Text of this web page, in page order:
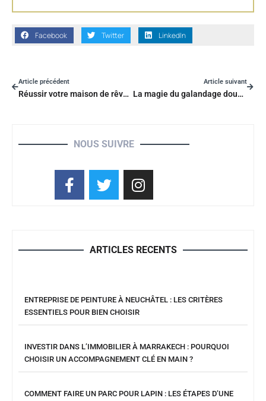
Facebook Twitter LinkedIn
Article précédent
Réussir votre maison de rêve : le maître d’œuvre, votre meilleur allié !
Article suivant
La magie du galandage double porte : transformez votre espace de vie
NOUS SUIVRE
ARTICLES RECENTS
ENTREPRISE DE PEINTURE À NEUCHÂTEL : LES CRITÈRES
ESSENTIELS POUR BIEN CHOISIR
INVESTIR DANS L’IMMOBILIER À MARRAKECH : POURQUOI
CHOISIR UN ACCOMPAGNEMENT CLÉ EN MAIN ?
COMMENT FAIRE UN PARC POUR LAPIN : LES ÉTAPES D’UNE